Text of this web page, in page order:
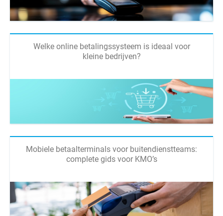
Welke online betalingssysteem is ideaal voor
kleine bedrijven?
Mobiele betaalterminals voor buitendienstteams:
complete gids voor KMO’s